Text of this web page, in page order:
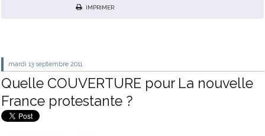
IMPRIMER
mardi 13 septembre 2011
Quelle COUVERTURE pour La nouvelle
France protestante ?